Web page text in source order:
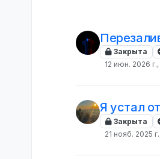
Закрыта
12 июн. 2026 г.,
Я устал
Закрыта
21 нояб. 2025